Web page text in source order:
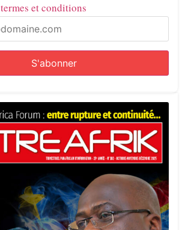
termes et conditions